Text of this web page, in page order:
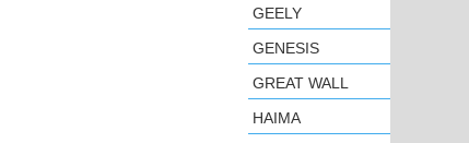
GEELY
GENESIS
GREAT WALL
HAIMA